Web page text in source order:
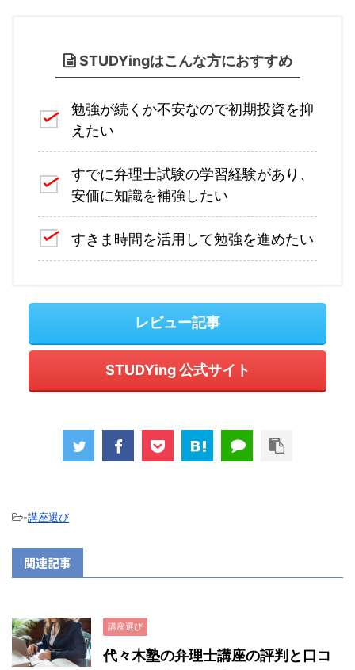
STUDYingはこんな方におすすめ
勉強が続くか不安なので初期投資を抑
えたい
すでに弁理士試験の学習経験があり、
安価に知識を補強したい
すきま時間を活用して勉強を進めたい
レビュー記事
STUDYing 公式サイト
-講座選び
関連記事
講座選び
代々木塾の弁理士講座の評判と口コ